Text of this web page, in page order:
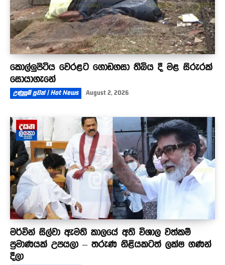
කොල්ලුපිටිය වෙරළට ගොඩගසා තිබිය දී මළ සිරුරක්
සොයාගැනේ
උණුසුම් පුවත් | Hot News August 2, 2026
මර්වින් සිල්වා ඇමති කාලයේ අති විශාල වත්කම්
ප්‍රමාණයක් උපයලා – තරුණ නිළියකටත් ලක්ෂ ගණන්
දීලා